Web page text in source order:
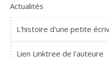
Actualités
L'histoire d'une petite
Lien Linktree de l'auteure